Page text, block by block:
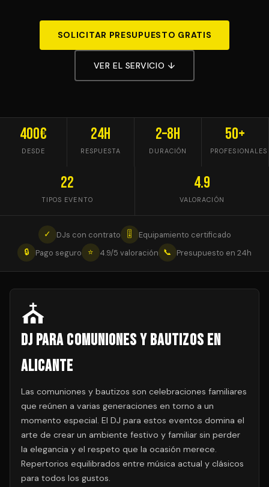
SOLICITAR PRESUPUESTO GRATIS
VER EL SERVICIO ↓
400€
DESDE
24h
RESPUESTA
2–8h
DURACIÓN
50+
PROFESIONALES
22
TIPOS EVENTO
4.9
VALORACIÓN
✓ DJs con contrato 🎚
Equipamiento certificado
🔒
Pago seguro ⭐ 4.9/5 valoración 📞 Presupuesto en 24h
⛪
DJ para Comuniones y Bautizos en
Alicante
Las comuniones y bautizos son celebraciones familiares
que reúnen a varias generaciones en torno a un
momento especial. El DJ para estos eventos domina el
arte de crear un ambiente festivo y familiar sin perder
la elegancia y el respeto que la ocasión merece.
Repertorios equilibrados entre música actual y clásicos
para todos los gustos.